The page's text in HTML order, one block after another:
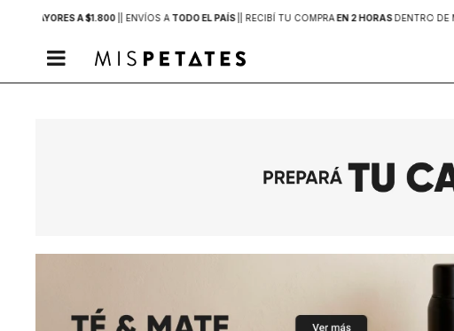
MAYORES A $1.800 | ENVÍOS A TODO EL PAÍS | RECIBÍ TU COMPRAEN 2 HORASDENTRO DE
